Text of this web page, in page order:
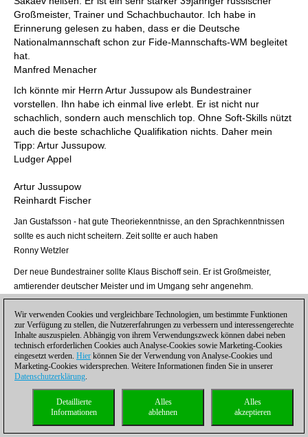
Großmeister, Trainer und Schachbuchautor. Ich habe in
Erinnerung gelesen zu haben, dass er die Deutsche
Nationalmannschaft schon zur Fide-Mannschafts-WM begleitet
hat.
Manfred Menacher
Ich könnte mir Herrn Artur Jussupow als Bundestrainer
vorstellen. Ihn habe ich einmal live erlebt. Er ist nicht nur
schachlich, sondern auch menschlich top. Ohne Soft-Skills nützt
auch die beste schachliche Qualifikation nichts. Daher mein
Tipp: Artur Jussupow.
Ludger Appel
Artur Jussupow
Reinhardt Fischer
Jan Gustafsson - hat gute Theoriekenntnisse, an den Sprachkenntnissen
sollte es auch nicht scheitern. Zeit sollte er auch haben
Ronny Wetzler
Der neue Bundestrainer sollte Klaus Bischoff sein. Er ist Großmeister,
amtierender deutscher Meister und im Umgang sehr angenehm.
Hoffentlich hat er sich beworben, denn dann bestehen keine Zweifel.
Klaus Henzelmann
Ich denke Arthur Jussupow wird neuer Trainer
Alexander Martens
Henrik Teske! Manchmal streng, immer direkt, aber immer sehr
engagiert und ein grandioser Trainer!
Philipp Humburg
Ich tippe (eigentliche hoffe ich es und glaube nicht daran) auf
Peter Heine Nielsen
Wir verwenden Cookies und vergleichbare Technologien, um bestimmte Funktionen
zur Verfügung zu stellen, die Nutzererfahrungen zu verbessern und interessengerechte
Inhalte auszuspielen. Abhängig von ihrem Verwendungszweck können dabei neben
technisch erforderlichen Cookies auch Analyse-Cookies sowie Marketing-Cookies
eingesetzt werden. Hier können Sie der Verwendung von Analyse-Cookies und
Marketing-Cookies widersprechen. Weitere Informationen finden Sie in unserer
Datenschutzerklärung.
Alles
akzeptieren
Alles
ablehnen
Detaillierte
Informationen